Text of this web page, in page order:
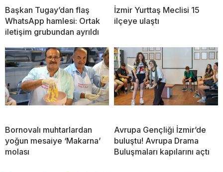
Başkan Tugay’dan flaş
WhatsApp hamlesi: Ortak
iletişim grubundan ayrıldı
İzmir Yurttaş Meclisi 15
ilçeye ulaştı
Bornovalı muhtarlardan
yoğun mesaiye ‘Makarna’
molası
Avrupa Gençliği İzmir’de
buluştu! Avrupa Drama
Buluşmaları kapılarını açtı